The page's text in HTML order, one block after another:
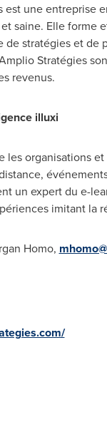
est une entreprise
saine. Elle forme
de stratégies et de
Stratégies
revenus.
illuxi
les organisations
un expert du e-
imitant la
Homo,